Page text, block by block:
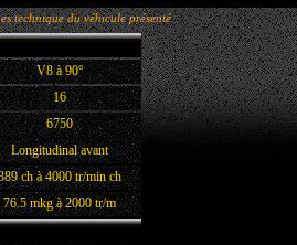
technique du véhicule présenté
V8 à 90°
16
6750
Longitudinal avant
ch à 4000 tr/min ch
76.5 mkg à 2000 tr/m